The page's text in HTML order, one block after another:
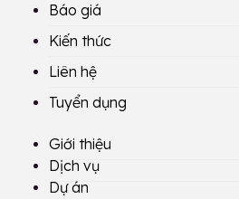
Báo giá
Kiến thức
Liên hệ
Tuyển dụng
Giới thiệu
Dịch vụ
Dự án